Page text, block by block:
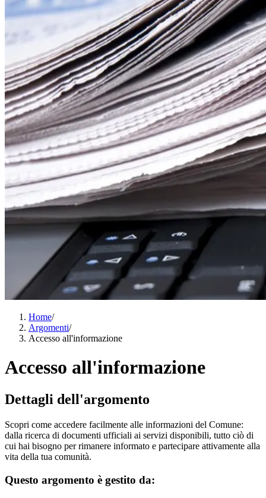
Home/
Argomenti/
Accesso all'informazione
Accesso all'informazione
Dettagli dell'argomento
Scopri come accedere facilmente alle informazioni del Comune:
dalla ricerca di documenti ufficiali ai servizi disponibili, tutto ciò di
cui hai bisogno per rimanere informato e partecipare attivamente alla
vita della tua comunità.
Questo argomento è gestito da: